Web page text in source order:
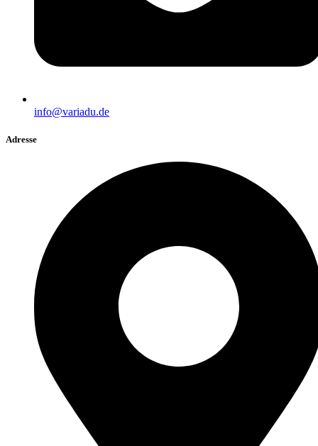
info@variadu.de
Adresse